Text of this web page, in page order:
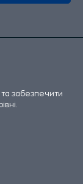
забезпечити